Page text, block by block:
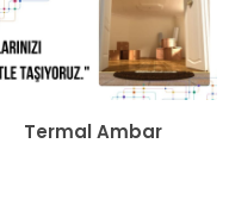
Termal Ambar